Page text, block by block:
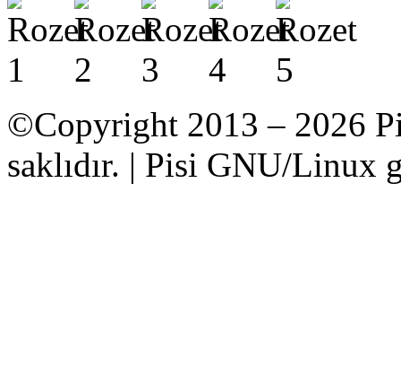
©Copyright 2013 – 2026
saklıdır. | Pisi GNU/Linux